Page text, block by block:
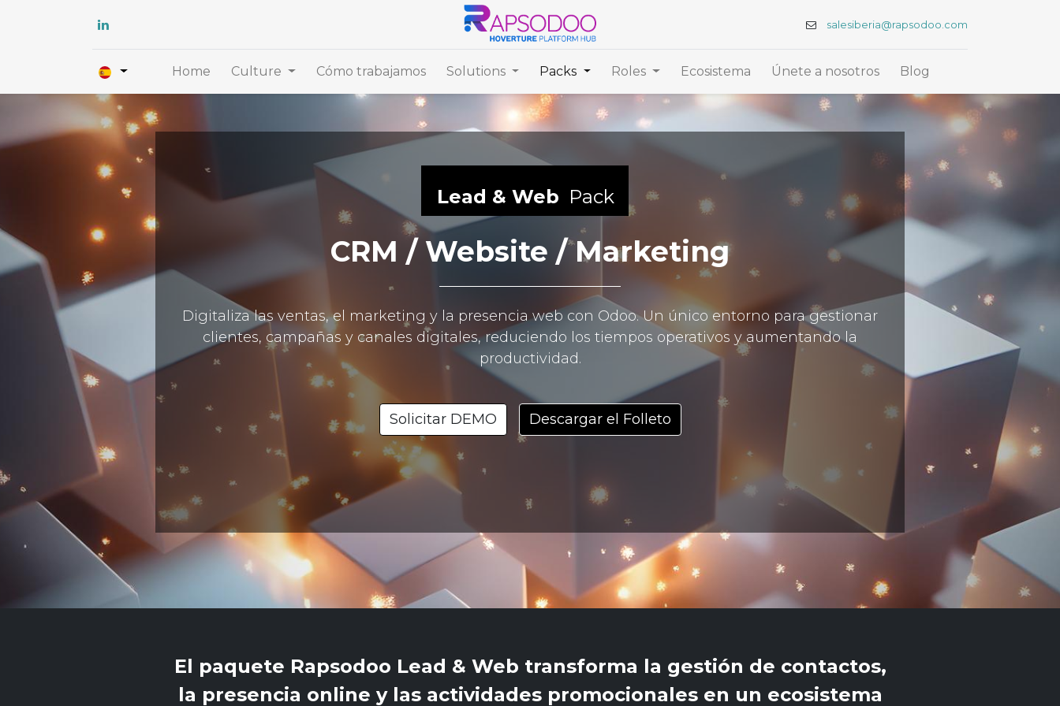
salesiberia@rapsodoo.com
Home Culture Cómo trabajamos Solutions Packs Roles Ecosistema Únete a nosotros Blog
Lead & Web Pack
CRM / Website / Marketing
Digitaliza las ventas, el marketing y la presencia web con Odoo. Un único entorno para gestionar
clientes, campañas y canales digitales, reduciendo los tiempos operativos y aumentando la
productividad.
Solicitar DEMO Descargar el Folleto
El paquete Rapsodoo Lead & Web transforma la gestión de contactos,
la presencia online y las actividades promocionales en un ecosistema